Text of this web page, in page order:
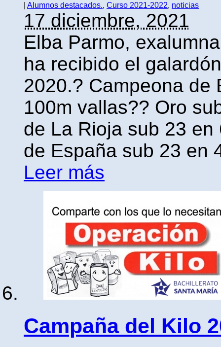
Alumnos destacados., Curso 2021-2022, noticias
17 diciembre, 2021
Elba Parmo,
ha recibido el
2020.? Campeona de
100m vallas?? Oro
de La Rioja sub 23
de España sub 23 en
Leer más
Campaña del Kilo